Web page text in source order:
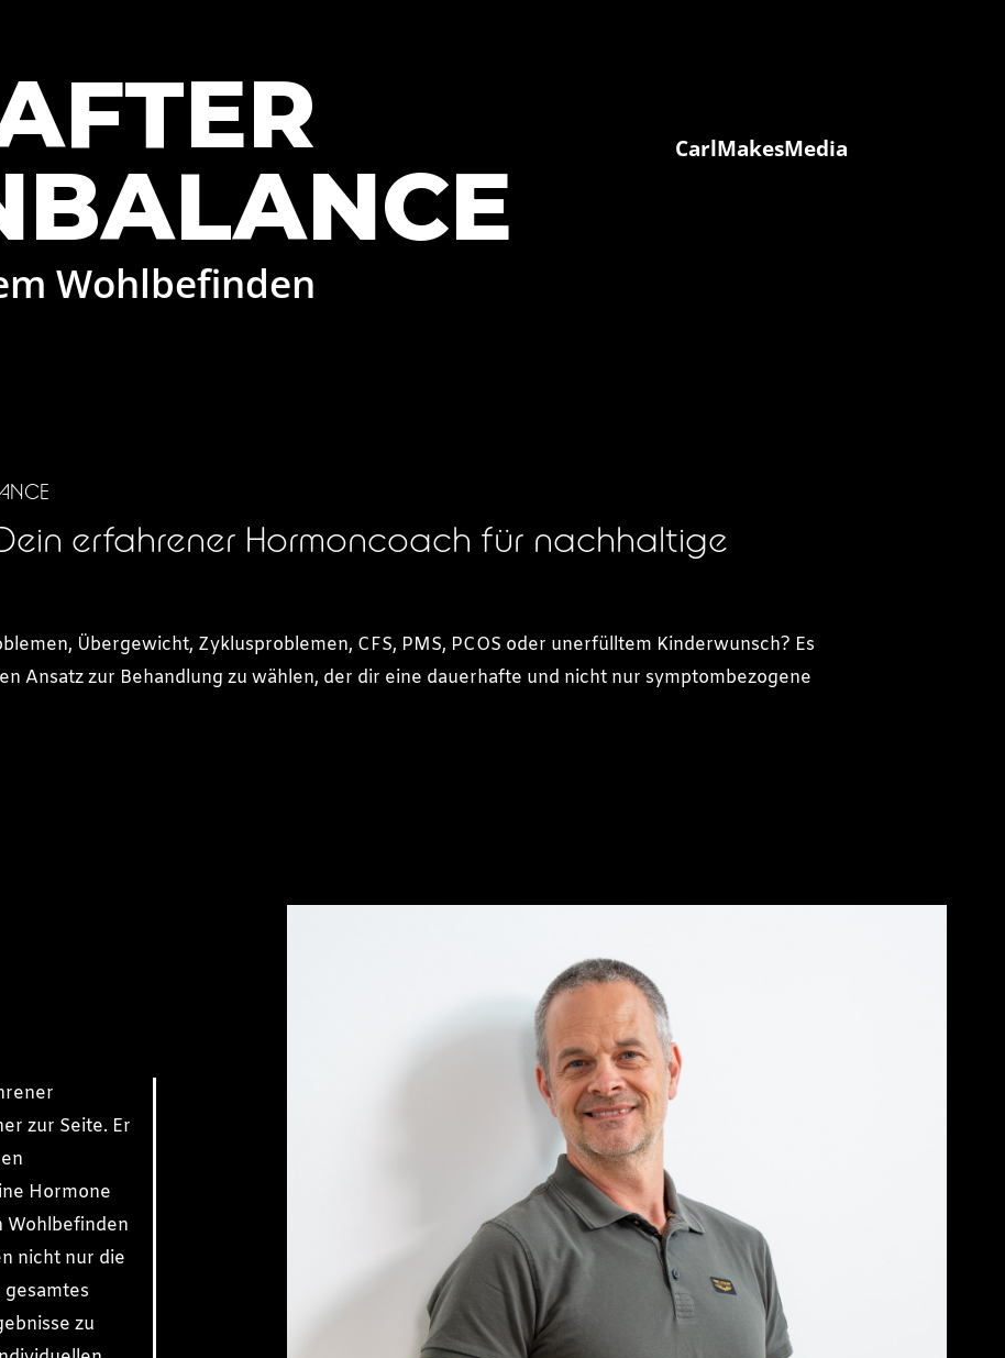
Wohlbefinden
CarlMakesMedia
erfahrener Hormoncoach für nachhaltige
Übergewicht, Zyklusproblemen, CFS, PMS, PCOS oder unerfülltem Kinderwunsch? Es
Ansatz zur Behandlung zu wählen, der dir eine dauerhafte und nicht nur symptombezogene
zur Seite. Er
Hormone
Wohlbefinden
nicht nur die
zu